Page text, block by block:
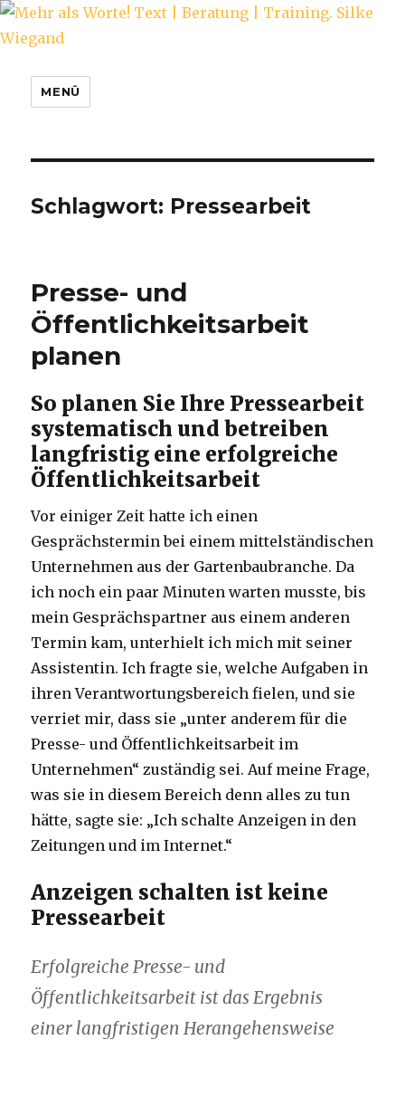
Mehr als Worte! Text | Beratung |
MENÜ
Schlagwort: Pressearbeit
Presse- und
Öffentlichkeitsarbeit
planen
So planen Sie Ihre Pressearbeit
systematisch und betreiben
langfristig eine erfolgreiche
Öffentlichkeitsarbeit
Vor einiger Zeit hatte ich einen
Gesprächstermin bei einem mittelständischen
Unternehmen aus der Gartenbaubranche. Da
ich noch ein paar Minuten warten musste, bis
mein Gesprächspartner aus einem anderen
Termin kam, unterhielt ich mich mit seiner
Assistentin. Ich fragte sie, welche Aufgaben in
ihren Verantwortungsbereich fielen, und sie
verriet mir, dass sie „unter anderem für die
Presse- und Öffentlichkeitsarbeit im
Unternehmen“ zuständig sei. Auf meine Frage,
was sie in diesem Bereich denn alles zu tun
hätte, sagte sie: „Ich schalte Anzeigen in den
Zeitungen und im Internet.“
Anzeigen schalten ist keine
Pressearbeit
Erfolgreiche Presse- und
Öffentlichkeitsarbeit ist das Ergebnis
einer langfristigen Herangehensweise